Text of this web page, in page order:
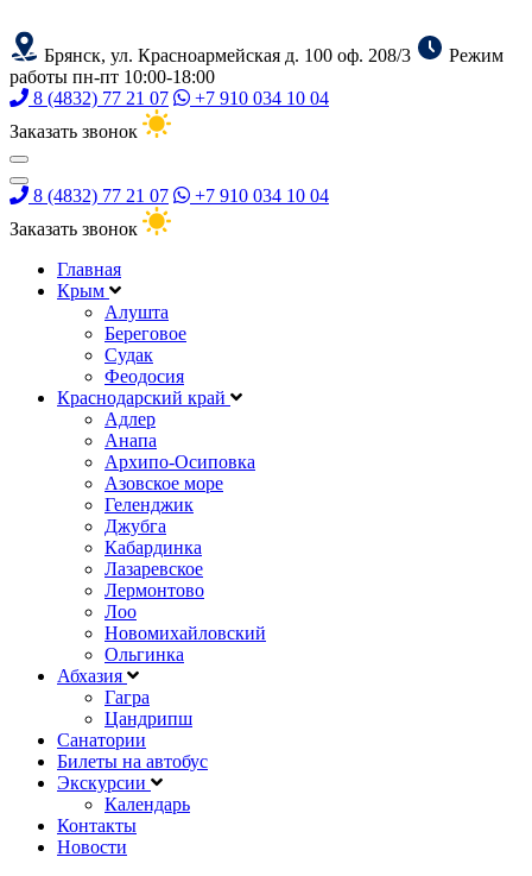
Брянск, ул. Красноармейская д. 100 оф. 208/3
Режим
работы пн-пт 10:00-18:00
8 (4832) 77 21 07
+7 910 034 10 04
Заказать звонок
8 (4832) 77 21 07
+7 910 034 10 04
Заказать звонок
Главная
Крым
Алушта
Береговое
Судак
Феодосия
Краснодарский край
Адлер
Анапа
Архипо-Осиповка
Азовское море
Геленджик
Джубга
Кабардинка
Лазаревское
Лермонтово
Лоо
Новомихайловский
Ольгинка
Абхазия
Гагра
Цандрипш
Санатории
Билеты на автобус
Экскурсии
Календарь
Контакты
Новости